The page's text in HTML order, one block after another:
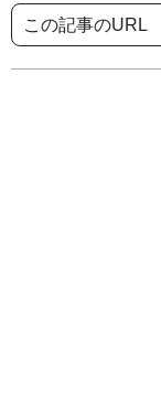
この記事のURL